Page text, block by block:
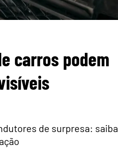
carros podem
de surpresa: saiba